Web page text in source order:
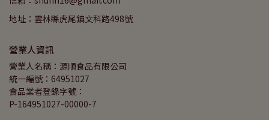
地址：雲林縣虎尾鎮文科路498號
營業人資訊
營業人名稱：源順食品有限公司
統一編號：64951027
食品業者登錄字號：
P-164951027-00000-7